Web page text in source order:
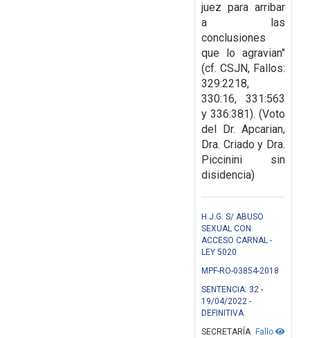
juez para arribar
a las
conclusiones
que lo agravian"
(cf. CSJN, Fallos:
329:2218,
330:16, 331:563
y 336:381). (Voto
del Dr. Apcarian,
Dra. Criado y Dra.
Piccinini sin
disidencia)
H.J.G. S/ ABUSO
SEXUAL CON
ACCESO CARNAL -
LEY 5020
MPF-RO-03854-2018
SENTENCIA: 32 -
19/04/2022 -
DEFINITIVA
Fallo
SECRETARÍA